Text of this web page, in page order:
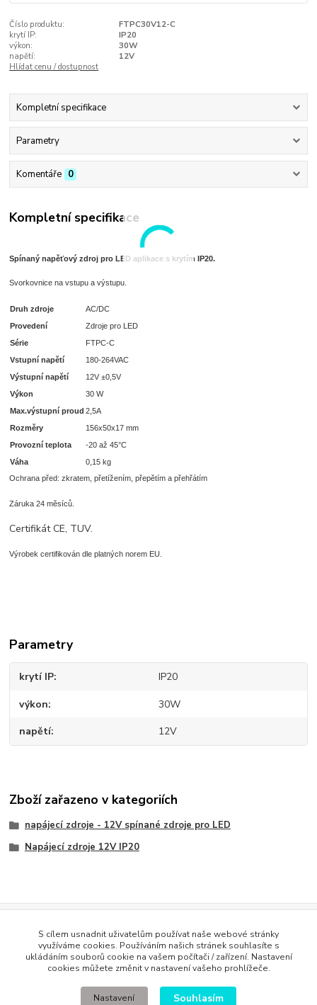
Číslo produktu:
FTPC30V12-C
krytí IP:
IP20
výkon:
30W
napětí:
12V
Hlídat cenu / dostupnost
Kompletní specifikace
Parametry
Komentáře 0
Kompletní specifikace
Spínaný napěťový zdroj pro LED aplikace s krytím IP20.
Svorkovnice na vstupu a výstupu.
Druh zdroje
AC/DC
Provedení
Zdroje pro LED
Série
FTPC-C
Vstupní napětí
180-264VAC
Výstupní napětí
12V ±0,5V
Výkon
30 W
Max.výstupní proud 2,5A
Rozměry
156x50x17 mm
Provozní teplota
-20 až 45°C
Váha
0,15 kg
Ochrana před: zkratem, přetížením, přepětím a přehřátím
Záruka 24 měsíců.
Certifikát CE, TUV.
Výrobek certifikován dle platných norem EU.
Parametry
krytí IP IP20
výkon 30W
napětí 12V
Zboží zařazeno v kategoriích
napájecí zdroje - 12V spínané zdroje pro LED
Napájecí zdroje 12V IP20
Podle zákona o evidenci tržeb je prodávající povinen vystavit
kupujícímu účtenku. Zároveň je povinen zaevidovat přijatou tržbu u
správce daně online; v případě technického výpadku pak nejpozději do
S cílem usnadnit uživatelům používat naše webové stránky
využíváme cookies. Používáním našich stránek souhlasíte s
ukládáním souborů cookie na vašem počítači / zařízení. Nastavení
cookies můžete změnit v nastavení vašeho prohlížeče.
Nastavení Souhlasím